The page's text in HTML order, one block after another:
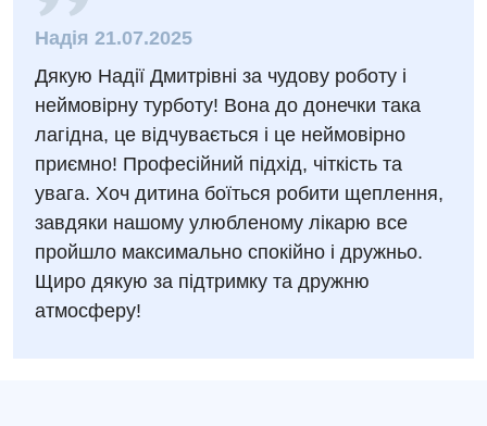
Інтернатура
Енциклопедія
Програма лояльності
Відгуки
Відео
Ангіографічні дослідження
Ендоскопічне відділення
Інструментальна діагностика
Комп’ютерна томографія
Магнітно-резонансна томографія
Мамографія
Нейросонографія
Відділ госпіталізації
Відділення кардіосудинної патології та неврології
Відділення невідкладних станів
Відділення інтенсивної терапії
Гінекологічне відділення
Денний стаціонар
Діагностичне відділення
Декларування
Надія 21.07.2025
Дякую Надії Дмитрівні за чудову роботу і
неймовірну турботу! Вона до донечки така
лагідна, це відчувається і це неймовірно
приємно! Професійний підхід, чіткість та
увага. Хоч дитина боїться робити щеплення,
завдяки нашому улюбленому лікарю все
пройшло максимально спокійно і дружньо.
Щиро дякую за підтримку та дружню
атмосферу!